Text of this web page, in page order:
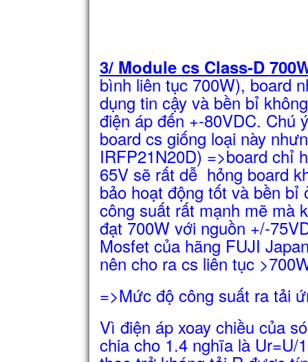
3/ Module cs Class-D
bình liên tục 700W), board
dụng tin cậy và bền bỉ
điện áp đến +-80VDC. Chú
board cs giống loại này
IRFP21N20D) =>board chỉ
65V sẽ rất dễ hỏng board
bảo hoạt động tốt và bền
công suất rất mạnh mẽ mà
đạt 700W với nguồn +/-
Mosfet của hãng FUJI
nên cho ra cs liên tục
=>Mức độ công suất ra tải
Vì điện áp xoay chiều của
chia cho 1.4 nghĩa là Ur=U/